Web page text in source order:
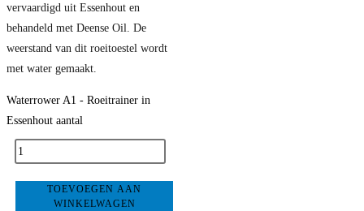
vervaardigd uit Essenhout en
behandeld met Deense Oil. De
weerstand van dit roeitoestel wordt
met water gemaakt.
Waterrower A1 - Roeitrainer in
Essenhout aantal
TOEVOEGEN AAN
WINKELWAGEN